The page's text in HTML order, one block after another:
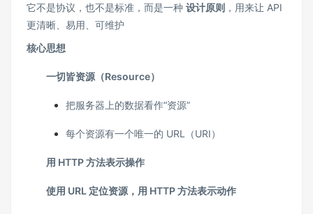
它不是协议，也不是标准，而是一种 设计原则 ，用来让 API
更清晰、易用、可维护
核心思想
一切皆资源（Resource）
把服务器上的数据看作“资源”
每个资源有一个唯一的 URL（URI）
用 HTTP 方法表示操作
使用 URL 定位资源，用 HTTP 方法表示动作